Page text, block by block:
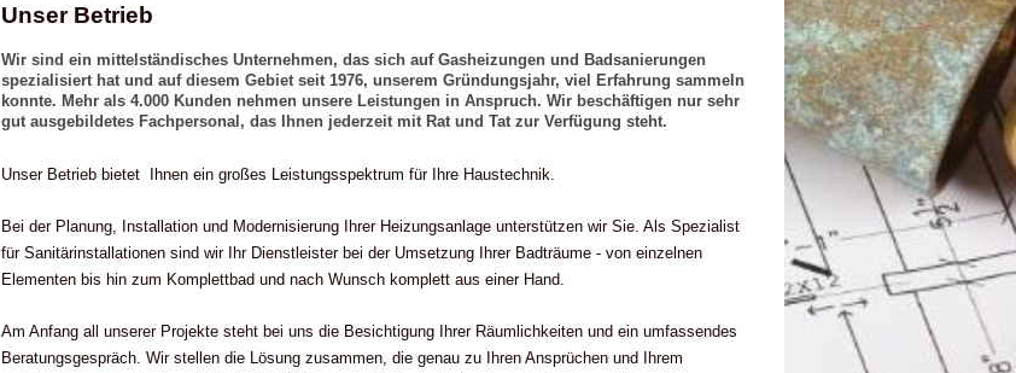
Unser Betrieb
Wir sind ein mittelständisches Unternehmen, das sich auf Gasheizungen und Badsanierungen
spezialisiert hat und auf diesem Gebiet seit 1976, unserem Gründungsjahr, viel Erfahrung sammeln
konnte. Mehr als 4.000 Kunden nehmen unsere Leistungen in Anspruch. Wir beschäftigen nur sehr
gut ausgebildetes Fachpersonal, das Ihnen jederzeit mit Rat und Tat zur Verfügung steht.
Unser Betrieb bietet Ihnen ein großes Leistungsspektrum für Ihre Haustechnik.
Bei der Planung, Installation und Modernisierung Ihrer Heizungsanlage unterstützen wir Sie. Als Spezialist
für Sanitärinstallationen sind wir Ihr Dienstleister bei der Umsetzung Ihrer Badträume - von einzelnen
Elementen bis hin zum Komplettbad und nach Wunsch komplett aus einer Hand.
Am Anfang all unserer Projekte steht bei uns die Besichtigung Ihrer Räumlichkeiten und ein umfassendes
Beratungsgespräch. Wir stellen die Lösung zusammen, die genau zu Ihren Ansprüchen und Ihrem